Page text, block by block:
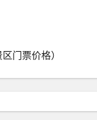
门票价格）